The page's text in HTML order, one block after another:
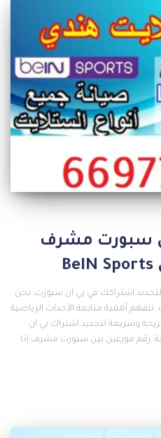
سبورت مشرف
اشتراكك في بي ان سبورت، نحن
أهمية متابعة الأحداث الرياضية
وسريعة لتجديد اشتراك بي ان
رقم موزعين بين سبورت مشرف إذا